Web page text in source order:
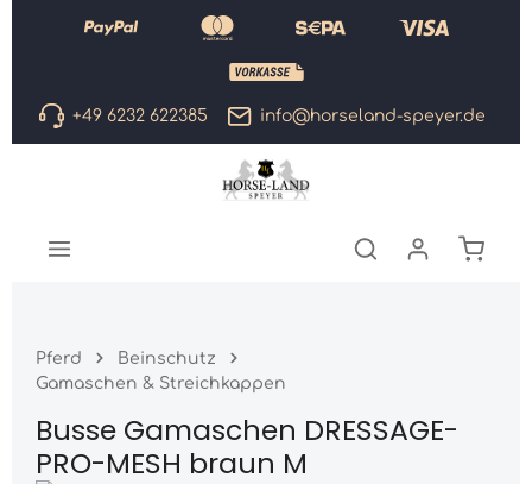
Zum Hauptinhalt springen
+49 6232 622385 info@horseland-speyer.de
Pferd
Beinschutz
Gamaschen & Streichkappen
Busse Gamaschen DRESSAGE-
PRO-MESH braun M